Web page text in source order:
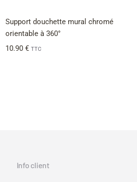
Support douchette mural chromé
orientable à 360°
10.90 € TTC
Info client